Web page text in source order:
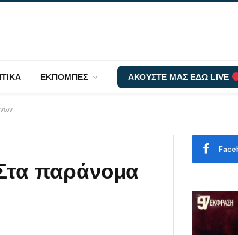
ΕΚΠΟΜΠΕΣ ΑΚΟΥΣΤΕ ΜΑΣ ΕΔΩ LIVE
παράνομα